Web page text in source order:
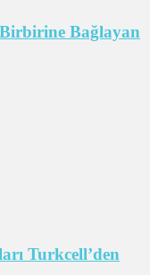
Bağlayan
Turkcell’den